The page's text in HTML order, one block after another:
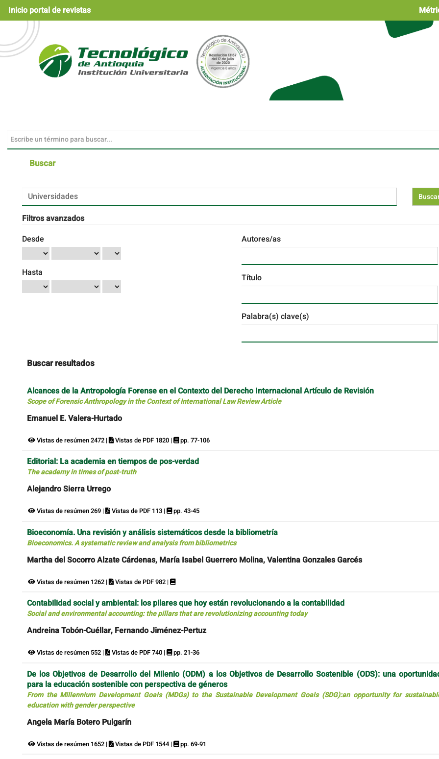
Navegación
principal
Contenido
principal
Barra
lateral
Inicio portal de revistas
Buscar
Buscar
artículos
por
Filtros avanzados
Desde
Hasta
Autores/as
Título
Palabra(s) clave(s)
Buscar resultados
Alcances de la Antropología Forense en el Contexto del Derecho Internacional Artículo de Revisión
Scope of Forensic Anthropology in the Context of International Law Review Article
Emanuel E. Valera-Hurtado
Vistas de resúmen 2472 | Vistas de PDF 1820 | pp. 77-106
Editorial: La academia en tiempos de pos-verdad
The academy in times of post-truth
Alejandro Sierra Urrego
Vistas de resúmen 269 | Vistas de PDF 113 | pp. 43-45
Bioeconomía. Una revisión y análisis sistemáticos desde la bibliometría
Bioeconomics. A systematic review and analysis from bibliometrics
Martha del Socorro Alzate Cárdenas, María Isabel Guerrero Molina, Valentina Gonzales Garcés
Vistas de resúmen 1262 | Vistas de PDF 982 |
Contabilidad social y ambiental: los pilares que hoy están revolucionando a la contabilidad
Social and environmental accounting: the pillars that are revolutionizing accounting today
Andreina Tobón-Cuéllar, Fernando Jiménez-Pertuz
Vistas de resúmen 552 | Vistas de PDF 740 | pp. 21-36
De los Objetivos de Desarrollo del Milenio (ODM) a los Objetivos de Desarrollo Sostenible (ODS): una
para la educación sostenible con perspectiva de géneros
From the Millennium Development Goals (MDGs) to the Sustainable Development Goals (SDG):an opportunity for
education with gender perspective
Angela María Botero Pulgarín
Vistas de resúmen 1652 | Vistas de PDF 1544 | pp. 69-91